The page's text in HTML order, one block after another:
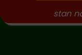
stan